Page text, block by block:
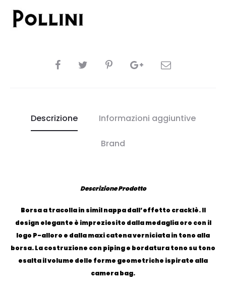
CONDIVIDI
Descrizione Informazioni aggiuntive
Brand
Descrizione Prodotto
Borsa a tracolla in simil nappa dall’effetto cracklè. Il
design elegante è impreziosito dalla medaglia oro con il
logo P-alloro e dalla maxi catena verniciata in tono alla
borsa. La costruzione con piping e bordatura tono su tono
esalta il volume delle forme geometriche ispirate alla
camera bag.